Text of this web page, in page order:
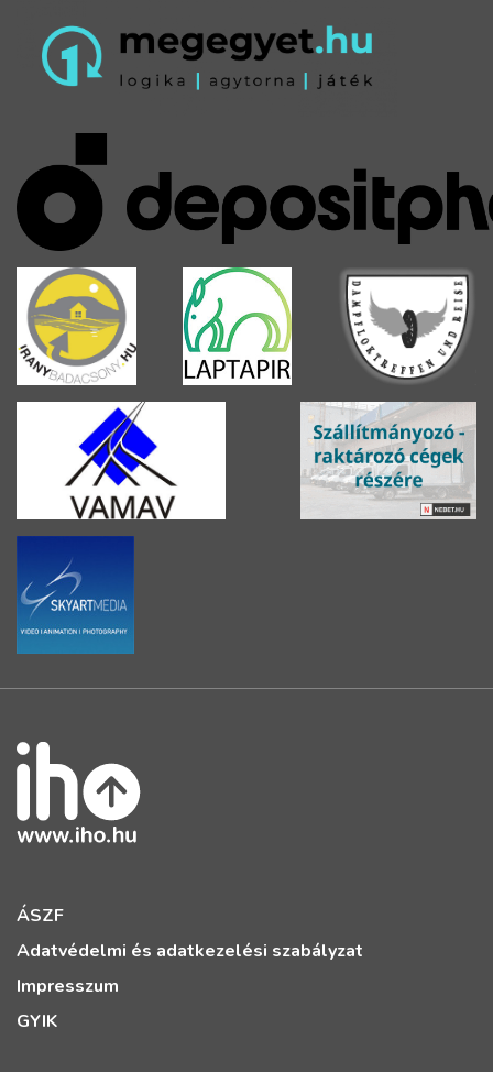
ÁSZF
Adatvédelmi és adatkezelési szabályzat
Impresszum
GYIK